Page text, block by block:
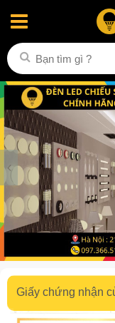
Giấy chứng nhận